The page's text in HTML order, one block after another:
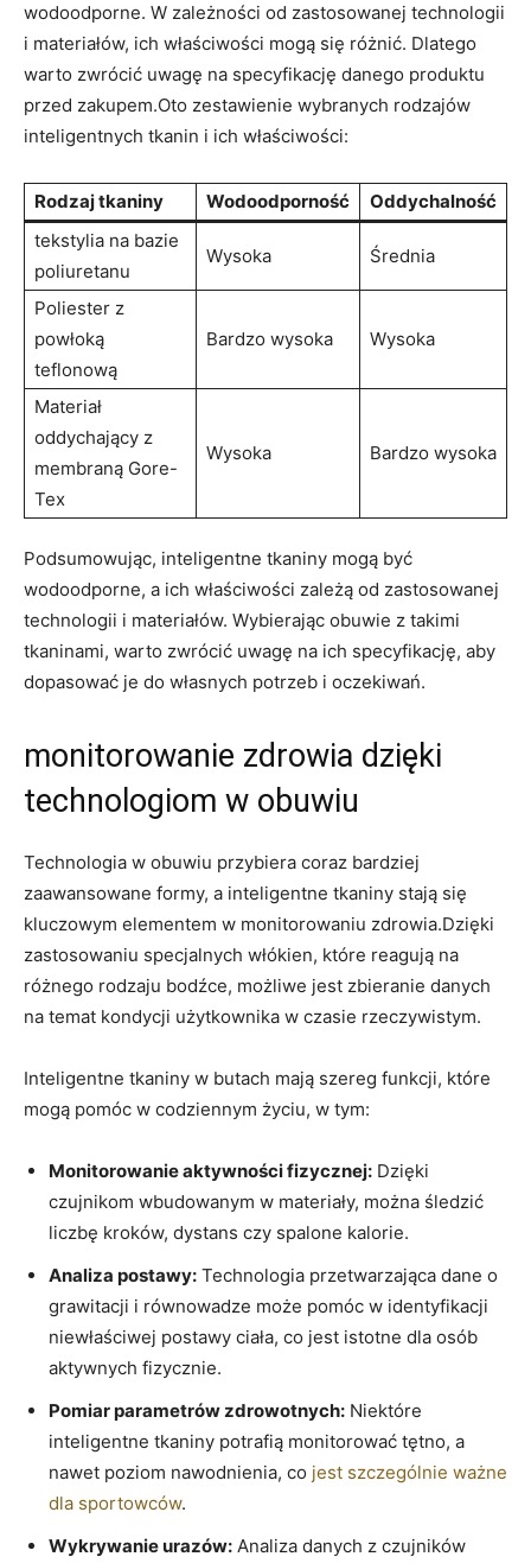
wodoodporne. W zależności od zastosowanej technologii
i materiałów, ich właściwości mogą się różnić. Dlatego
warto zwrócić uwagę na specyfikację danego produktu
przed zakupem.Oto zestawienie wybranych rodzajów
inteligentnych tkanin i ich właściwości:
Rodzaj tkaniny Wodoodporność
Oddychalność
tekstylia na bazie
poliuretanu
Wysoka Średnia
Poliester z
powłoką
teflonową
Bardzo wysoka Wysoka
Materiał
oddychający z
membraną Gore-
Tex
Wysoka Bardzo wysoka
Podsumowując, inteligentne tkaniny mogą być
wodoodporne, a ich właściwości zależą od zastosowanej
technologii i materiałów. Wybierając obuwie z takimi
tkaninami, warto zwrócić uwagę na ich specyfikację, aby
dopasować je do własnych potrzeb i oczekiwań.
monitorowanie zdrowia dzięki
technologiom w obuwiu
Technologia w obuwiu przybiera coraz bardziej
zaawansowane formy, a inteligentne tkaniny stają się
kluczowym elementem w monitorowaniu zdrowia.Dzięki
zastosowaniu specjalnych włókien, które reagują na
różnego rodzaju bodźce, możliwe jest zbieranie danych
na temat kondycji użytkownika w czasie rzeczywistym.
Inteligentne tkaniny w butach mają szereg funkcji, które
mogą pomóc w codziennym życiu, w tym:
Monitorowanie aktywności fizycznej: Dzięki
czujnikom wbudowanym w materiały, można śledzić
liczbę kroków, dystans czy spalone kalorie.
Analiza postawy: Technologia przetwarzająca dane o
grawitacji i równowadze może pomóc w identyfikacji
niewłaściwej postawy ciała, co jest istotne dla osób
aktywnych fizycznie.
Pomiar parametrów zdrowotnych: Niektóre
inteligentne tkaniny potrafią monitorować tętno, a
nawet poziom nawodnienia, co jest szczególnie ważne
dla sportowców.
Wykrywanie urazów: Analiza danych z czujników